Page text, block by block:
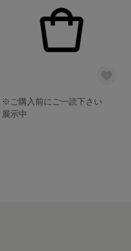
※ご購入前にご一読下さい
展示中